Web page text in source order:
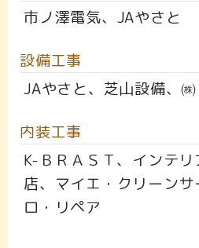
市ノ澤電気、JAやさと
設備工事
JAやさと、芝山設備、
内装工事
K-ＢＲＡＳＴ、インテ
店、マイエ・クリーン
ロ・リペア